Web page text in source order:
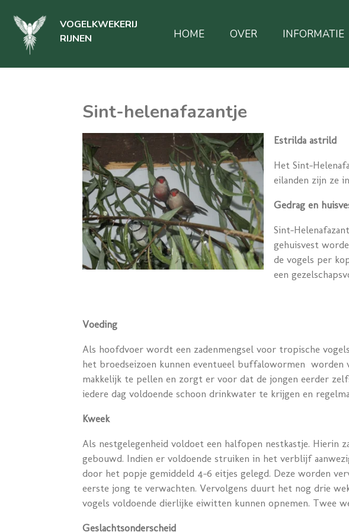
Ga
direct
naar
VOGELKWEKERIJ
RIJNEN
HOME OVER INFORMATIE
Sint-helenafazantje
Estrilda astrild
Het Sint-
eilanden zijn ze
Gedrag en
Sint-
gehuisvest
de vogels per
een
Voeding
Als hoofdvoer wordt een zadenmengsel voor tropische
het broedseizoen kunnen eventueel buffalowormen
makkelijk te pellen en zorgt er voor dat de jongen eerder
iedere dag voldoende schoon drinkwater te krijgen en
Kweek
Als nestgelegenheid voldoet een halfopen nestkastje. Hierin
gebouwd. Indien er voldoende struiken in het verblijf
door het popje gemiddeld 4-6 eitjes gelegd. Deze worden
eerste jong te verwachten. Vervolgens duurt het nog drie
vogels voldoende dierlijke eiwitten kunnen opnemen. Twee
Geslachtsonderscheid